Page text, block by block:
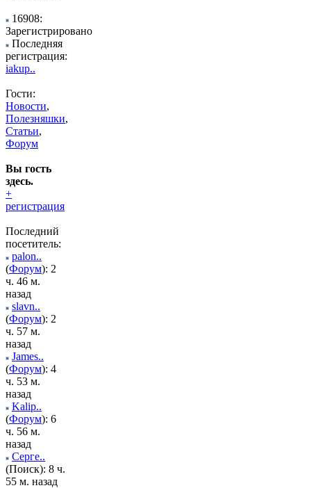
16908:
Зарегистрировано
Последняя
регистрация:
iakup..
Гости:
Новости,
Полезняшки,
Статьи,
Форум
Вы гость
здесь.
+
регистрация
Последний
посетитель:
palon..
(Форум): 2
ч. 46 м.
назад
slavn..
(Форум): 2
ч. 57 м.
назад
James..
(Форум): 4
ч. 53 м.
назад
Kalip..
(Форум): 6
ч. 56 м.
назад
Серге..
(Поиск): 8 ч.
55 м. назад